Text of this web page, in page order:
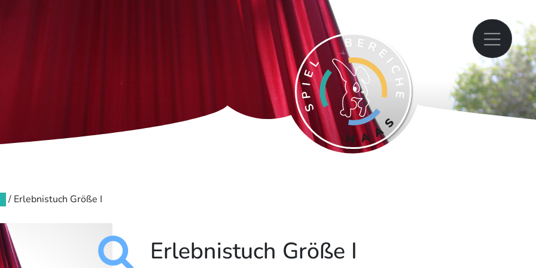
/ Erlebnistuch Größe I
Erlebnistuch Größe I